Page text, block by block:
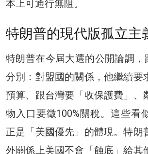
本上可通行無阻。
特朗普的現代版孤立主
特朗普在今屆大選的公開論調，
分別：對盟國的關係，他繼續要
預算、跟台灣要「收保護費」、
物入口要徵100%關稅。這些看
正是「美國優先」的體現。特朗
外關係上美國不會「蝕底」給其